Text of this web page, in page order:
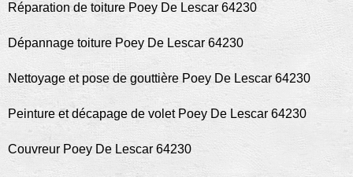
Réparation de toiture Poey De Lescar 64230
Dépannage toiture Poey De Lescar 64230
Nettoyage et pose de gouttière Poey De Lescar 64230
Peinture et décapage de volet Poey De Lescar 64230
Couvreur Poey De Lescar 64230